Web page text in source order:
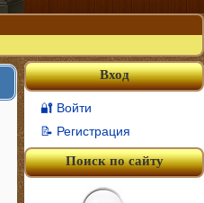
Вход
🔐 Войти
📝 Регистрация
Поиск по сайту